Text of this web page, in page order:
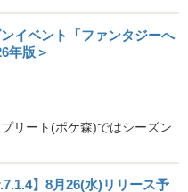
イベント「ファンタジーへ
年版＞
リート(ポケ森)ではシーズン
】8月26(水)リリース予